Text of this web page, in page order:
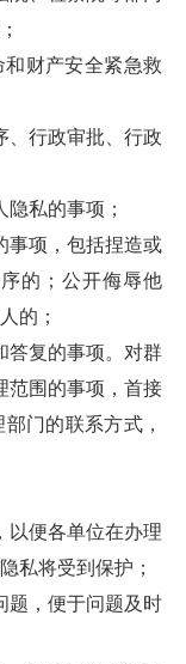
和财产安全紧急救
、行政审批、行政
私的事项；
事项，包括捏造或
的；公开侮辱他
的；
答复的事项。对群
范围的事项，首接
门的联系方式，
以便各单位在办理
私将受到保护；
题，便于问题及时